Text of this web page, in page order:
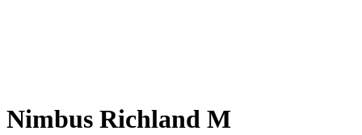
Nimbus Richland M